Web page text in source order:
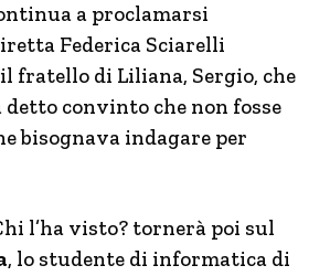
a proclamarsi
Federica Sciarelli
fratello di Liliana, Sergio, che
detto convinto che non fosse
bisognava indagare per
l’ha visto? tornerà poi sul
, lo studente di informatica di